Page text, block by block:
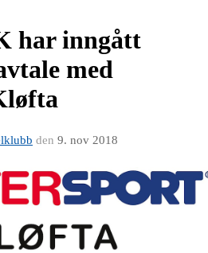
har inngått
med
den 9. nov 2018